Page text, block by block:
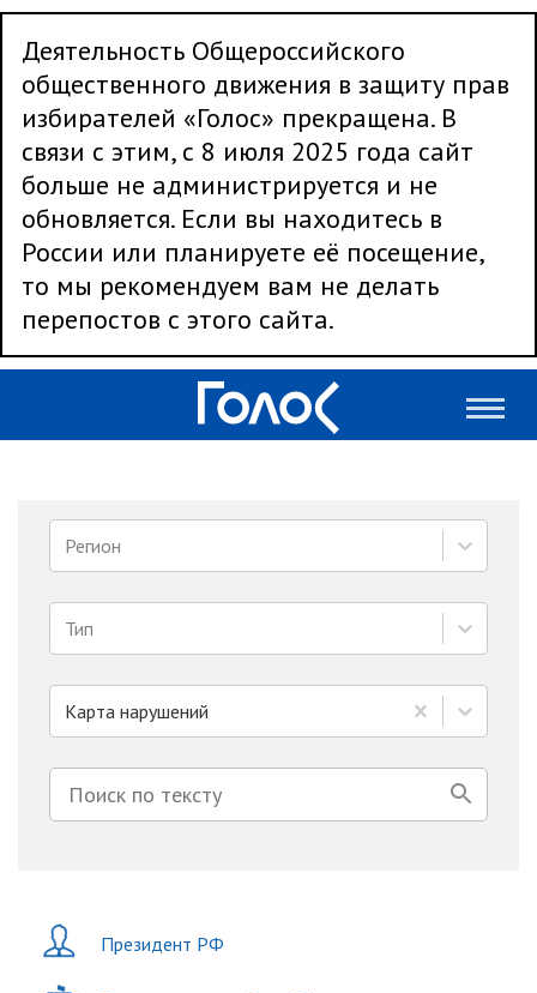
Деятельность Общероссийского
общественного движения в защиту прав
избирателей «Голос» прекращена. В
связи с этим, с 8 июля 2025 года сайт
больше не администрируется и не
обновляется. Если вы находитесь в
России или планируете её посещение,
то мы рекомендуем вам не делать
перепостов с этого сайта.
Регион
Тип
Карта нарушений
Президент РФ